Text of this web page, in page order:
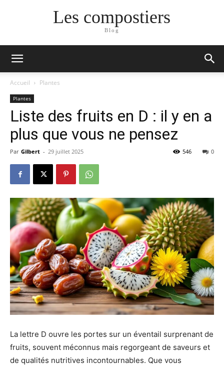
Les compostiers
Blog
Accueil Plantes
Plantes
Liste des fruits en D : il y en a
plus que vous ne pensez
Par Gilbert - 29 juillet 2025 0
546
La lettre D ouvre les portes sur un éventail surprenant de
fruits, souvent méconnus mais regorgeant de saveurs et
de qualités nutritives incontournables. Que vous